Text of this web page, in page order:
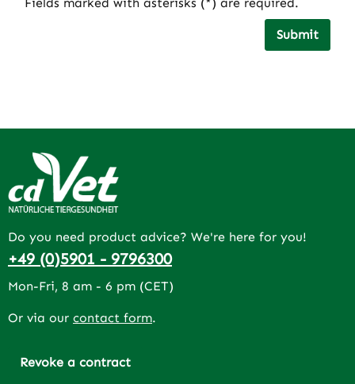
Submit
Do you need product advice? We're here for you!
+49 (0)5901 - 9796300
Mon-Fri, 8 am - 6 pm (CET)
Or via our contact form.
Revoke a contract